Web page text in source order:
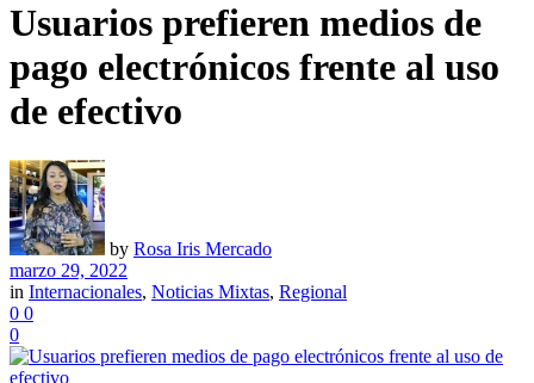
Usuarios prefieren medios de
pago electrónicos frente al uso
de efectivo
by Rosa Iris Mercado
marzo 29, 2022
in Internacionales, Noticias Mixtas, Regional
0 0
0